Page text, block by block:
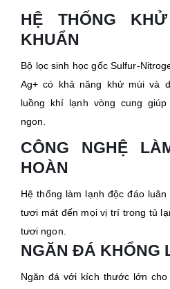
HỆ THỐNG
KHUẨN
Bộ lọc sinh học gốc Sulfur-
Ag+ có khả năng khử mùi và
luồng khí lạnh vòng cung
ngon.
CÔNG NGHỆ
HOÀN
Hệ thống làm lạnh độc đáo
tươi mát đến mọi vị trí trong tủ
tươi ngon.
NGĂN ĐÁ KHỔNG
Ngăn đá với kích thước lớn